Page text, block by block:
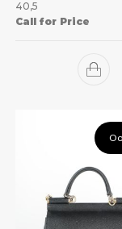
40,5
Call for Price